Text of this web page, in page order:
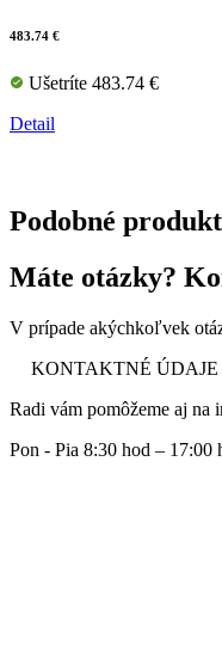
483.74 €
Ušetríte 483.74 €
Detail
Podobné
Máte otázky?
V prípade akýchkoľvek
KONTAKTNÉ ÚDAJE
Radi vám pomôžeme aj na
Pon - Pia 8:30 hod – 17:00